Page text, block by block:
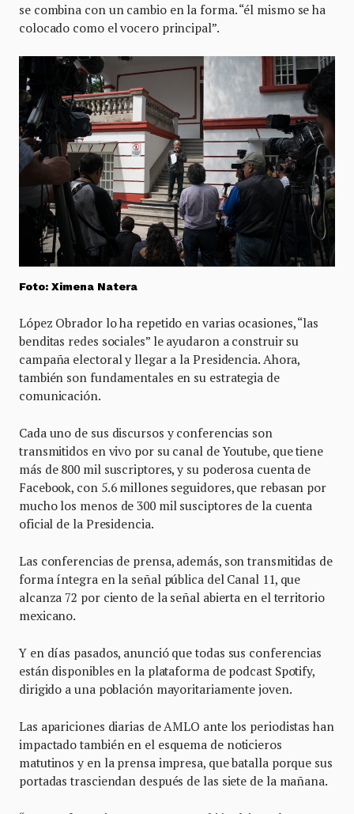
se combina con un cambio en la forma. “él mismo se ha
colocado como el vocero principal”.
Foto: Ximena Natera
López Obrador lo ha repetido en varias ocasiones, “las
benditas redes sociales” le ayudaron a construir su
campaña electoral y llegar a la Presidencia. Ahora,
también son fundamentales en su estrategia de
comunicación.
Cada uno de sus discursos y conferencias son
transmitidos en vivo por su canal de Youtube, que tiene
más de 800 mil suscriptores, y su poderosa cuenta de
Facebook, con 5.6 millones seguidores, que rebasan por
mucho los menos de 300 mil susciptores de la cuenta
oficial de la Presidencia.
Las conferencias de prensa, además, son transmitidas de
forma íntegra en la señal pública del Canal 11, que
alcanza 72 por ciento de la señal abierta en el territorio
mexicano.
Y en días pasados, anunció que todas sus conferencias
están disponibles en la plataforma de podcast Spotify,
dirigido a una población mayoritariamente joven.
Las apariciones diarias de AMLO ante los periodistas han
impactado también en el esquema de noticieros
matutinos y en la prensa impresa, que batalla porque sus
portadas trasciendan después de las siete de la mañana.